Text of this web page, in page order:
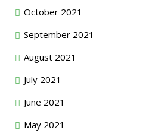
October 2021
September 2021
August 2021
July 2021
June 2021
May 2021